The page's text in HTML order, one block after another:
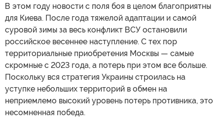
В этом году новости с поля боя в целом благоприятны
для Киева. После года тяжелой адаптации и самой
суровой зимы за весь конфликт ВСУ остановили
российское весеннее наступление. С тех пор
территориальные приобретения Москвы — самые
скромные с 2023 года, а потерь при этом все больше.
Поскольку вся стратегия Украины строилась на
уступке небольших территорий в обмен на
неприемлемо высокий уровень потерь противника, это
несомненная победа.